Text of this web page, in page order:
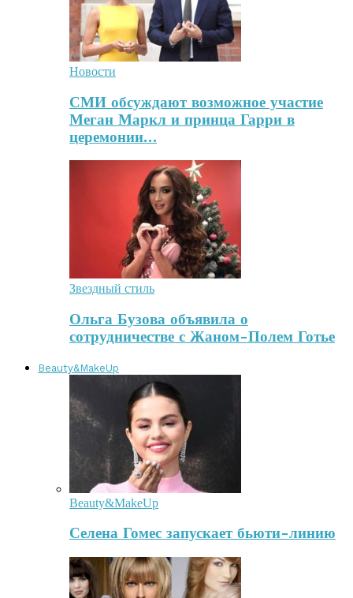
Новости
СМИ обсуждают возможное участие
Меган Маркл и принца Гарри в
церемонии…
Звездный стиль
Ольга Бузова объявила о
сотрудничестве с Жаном-Полем Готье
Beauty&MakeUp
Beauty&MakeUp
Селена Гомес запускает бьюти-линию